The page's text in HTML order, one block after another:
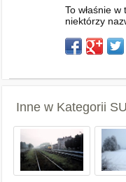
To właśnie
niektórzy
Inne w Kategorii